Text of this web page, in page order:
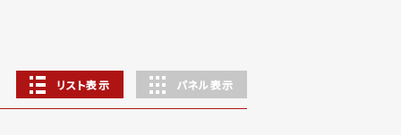
リスト表示 パネル表示